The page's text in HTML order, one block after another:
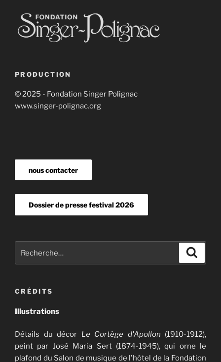
PRODUCTION
© 2025 - Fondation Singer Polignac
www.singer-polignac.org
nous contacter
Dossier de presse festival 2026
CRÉDITS
Illustrations
Détails du décor Le Cortège d'Apollon (1910-1912),
peint par José Maria Sert (1874-1945), qui orne le
plafond du Salon de musique de l'hôtel de la Fondation